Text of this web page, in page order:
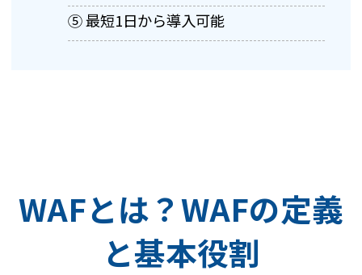
⑤ 最短1日から導入可能
WAFとは？WAFの定義
と基本役割